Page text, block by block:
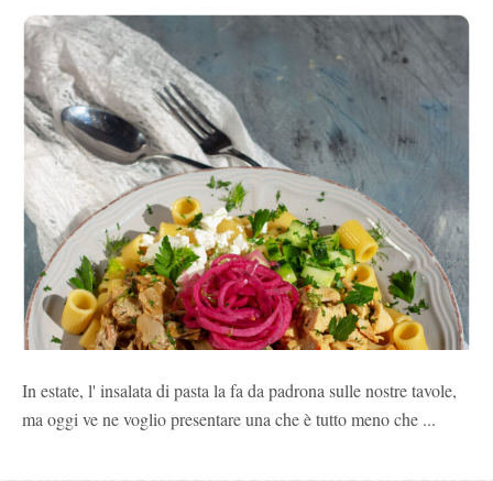
In estate, l' insalata di pasta la fa da padrona sulle nostre tavole,
ma oggi ve ne voglio presentare una che è tutto meno che ...